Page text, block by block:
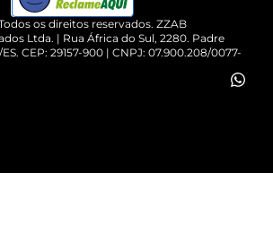
os direitos reservados. ZZAB
Ltda. | Rua África do Sul, 2280. Padre
CEP: 29157-900 | CNPJ: 07.900.208/0077-